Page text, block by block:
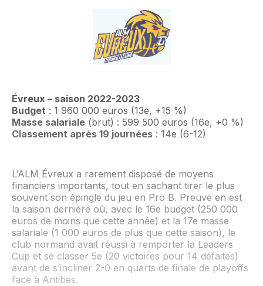
Évreux – saison 2022-2023
Budget : 1 960 000 euros (13e, +15 %)
Masse salariale (brut) : 599 500 euros (16e, +0 %)
Classement après 19 journées : 14e (6-12)
L’ALM Évreux a rarement disposé de moyens
financiers importants, tout en sachant tirer le plus
souvent son épingle du jeu en Pro B. Preuve en est
la saison dernière où, avec le 16e budget (250 000
euros de moins que cette année) et la 17e masse
salariale (1 000 euros de plus que cette saison), le
club normand avait réussi à remporter la Leaders
Cup et se classer 5e (20 victoires pour 14 défaites)
avant de s’incliner 2-0 en quarts de finale de playoffs
face à Antibes.